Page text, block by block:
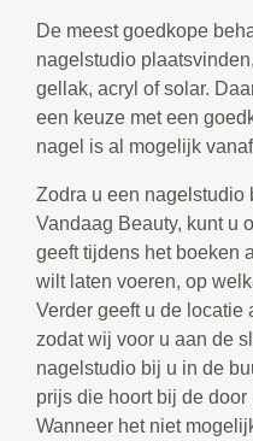
De meest goedkope
nagelstudio
gellak, acryl of solar.
een keuze met een
nagel is al mogelijk
Zodra u een nagelstudio
Vandaag Beauty, kunt u
geeft tijdens het boeken
wilt laten voeren, op
Verder geeft u de locatie
zodat wij voor u aan de
nagelstudio bij u in de
prijs die hoort bij de
Wanneer het niet